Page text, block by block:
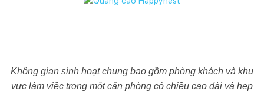
Không gian sinh hoạt chung bao gồm phòng khách và khu
vực làm việc trong một căn phòng có chiều cao dài và hẹp